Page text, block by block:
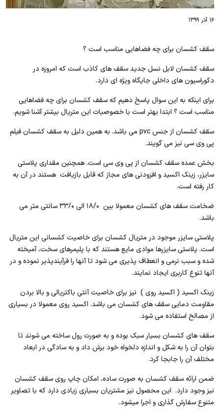
۱۶ آذر ۱۳۹۹
سقف کشسان برای چه فضاهایی مناسب است ؟
سقف کشسان لابل نسل جدید سقف های کاذب است که امروزه در
دکوراسیون های داخلی جایگاه ویژه ای دارد.
برای اینکه به این سوال پاسخ دهیم که سقف کشسان برای چه فضاهایی
مناسب است ؟ ابتدا بهتر است با خصوصیات این متریال بیشتر آشنا شویم.
سقف کشسان از جنس pvc می باشد. به همین دلیل به سقف کشسان فیلم
پی وی سی نیز می گویند.
بخش عمده سقف کشسان از پی وی سی است. همچنین مقداری پلاستی
سایزر، زینک اکسید و افزودنی های مجاز که قابل بازیافت هستند در آن به
کار رفته است.
ضخامت سقف های کشسان معمولا بین ۱۸/۰ الی ۳۳/۰ سانتی متر می
باشد.
پلاستی سایزر موجود در متریال کشسان برای خاصیت کشسانی این متریال
است. پلاستی سایزرها موادی مایع هستند که با پلیمرهای سخت، آمیخته
شده و سبب نرمی و انعطاف پذیری می شود تا آنها را فرآیندپذیر نموده و در
آنها تنوع کاربری ایجاد نمایند.
زینک اکسید ( اکسید روی ) نیز برای خاصیت آنتی باکتریالی و بالا بردن
مقاومت دمایی سقف های کشسان می باشد. اکسید روی معمولا در بسیاری
از مصالح استفاده می شود.
سقف های کشسان بسیار سبک بوده و به صورت رول ساخته می شوند تا
بتوان آن را به شکل و اندازه دلخواه خود برش داد و به سادگی در ابعاد
مختلف آن را جابجا کرد.
ضمن ارائه سقف کشسان به صورت ساده، امکان چاپ روی سقف کشسان
نیز وجود دارد. این محصول نیز مشتریان بسیاری زیادی دارد که با تصاویر
متنوع سفارش گذاری و اجرا میشود.